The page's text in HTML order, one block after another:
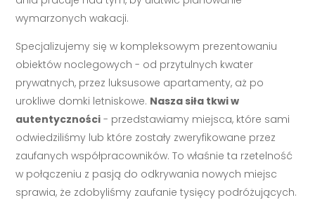
wymarzonych wakacji.
Specjalizujemy się w kompleksowym prezentowaniu
obiektów noclegowych - od przytulnych kwater
prywatnych, przez luksusowe apartamenty, aż po
urokliwe domki letniskowe. Nasza siła tkwi w
autentyczności - przedstawiamy miejsca, które sami
odwiedziliśmy lub które zostały zweryfikowane przez
zaufanych współpracowników. To właśnie ta rzetelność
w połączeniu z pasją do odkrywania nowych miejsc
sprawia, że zdobyliśmy zaufanie tysięcy podróżujących.